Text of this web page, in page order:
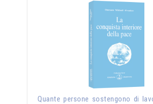
Quante persone sostengono di